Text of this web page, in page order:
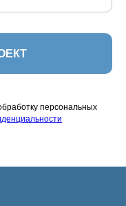
персональных